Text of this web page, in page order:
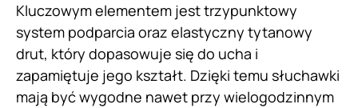
Kluczowym elementem jest trzypunktowy
system podparcia oraz elastyczny tytanowy
drut, który dopasowuje się do ucha i
zapamiętuje jego kształt. Dzięki temu słuchawki
mają być wygodne nawet przy wielogodzinnym